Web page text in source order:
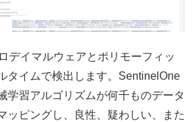
デイマルウェアとポリモーフィッ
タイムで検出します。SentinelOne
学習アルゴリズムが何千ものデータ
ッピングし、良性、疑わしい、また